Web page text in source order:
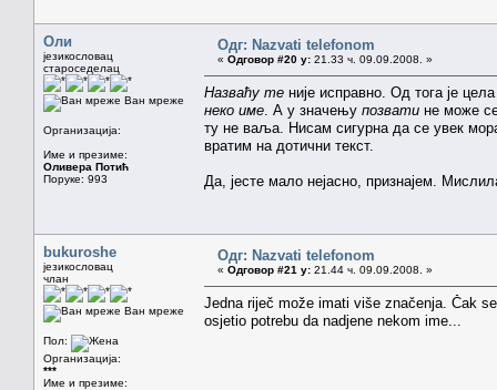
Оли
језикословац
староседелац
Ван мреже
Организација:
Име и презиме:
Оливера Потић
Поруке: 993
Одг: Nazvati telefonom
« Одговор #20 у: 21.33 ч. 09.09.2008. »
Назваћу те није исправно. Од тога је
неко име . А у значењу позвати не може
ту не ваља. Нисам сигурна да се увек
вратим на дотични текст.
Да, јесте мало нејасно, признајем.
bukuroshe
језикословац
члан
Ван мреже
Пол:
Организација:
***
Име и презиме:
Одг: Nazvati telefonom
« Одговор #21 у: 21.44 ч. 09.09.2008. »
Jedna riječ može imati više značenja. Čak
osjetio potrebu da nadjene nekom ime...